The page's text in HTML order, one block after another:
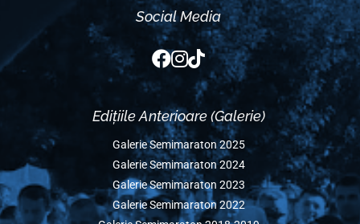
Semimaraton Ediția 2025
Semimaraton Ediția 2024
Semimaraton Ediția 2023
Semimaraton Ediția 2022
Semimaraton Ediția 2020
Semimaraton Ediția 2019
Semimaraton Ediția 2018
Social Media